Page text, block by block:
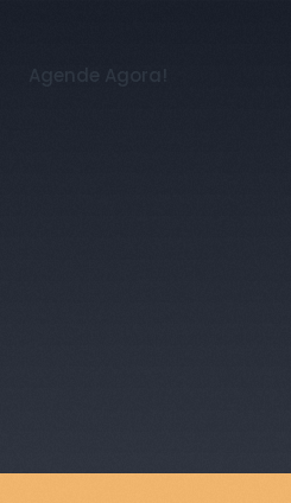
Agende Agora!